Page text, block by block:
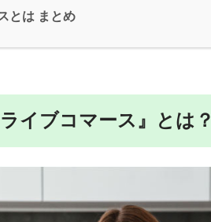
とは まとめ
イブコマース』とは？